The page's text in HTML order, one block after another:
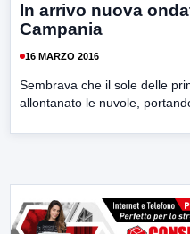
In arrivo nuova
Campania
16 MARZO 2016
Sembrava che il sole delle
allontanato le nuvole,